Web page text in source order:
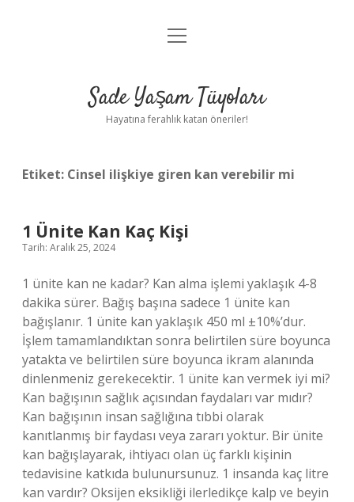
Anasayfa
Yasal Uyarı
menüyü
Sade Yaşam Tüyoları
Hayatına ferahlık katan öneriler!
Etiket: Cinsel ilişkiye giren kan verebilir mi
1 Ünite Kan Kaç Kişi
Tarih: Aralık 25, 2024
1 ünite kan ne kadar? Kan alma işlemi yaklaşık 4-8 ​​
dakika sürer. Bağış başına sadece 1 ünite kan
bağışlanır. 1 ünite kan yaklaşık 450 ml ±10%’dur.
İşlem tamamlandıktan sonra belirtilen süre boyunca
yatakta ve belirtilen süre boyunca ikram alanında
dinlenmeniz gerekecektir. 1 ünite kan vermek iyi mi?
Kan bağışının sağlık açısından faydaları var mıdır?
Kan bağışının insan sağlığına tıbbi olarak
kanıtlanmış bir faydası veya zararı yoktur. Bir ünite
kan bağışlayarak, ihtiyacı olan üç farklı kişinin
tedavisine katkıda bulunursunuz. 1 insanda kaç litre
kan vardır? Oksijen eksikliği ilerledikçe kalp ve beyin